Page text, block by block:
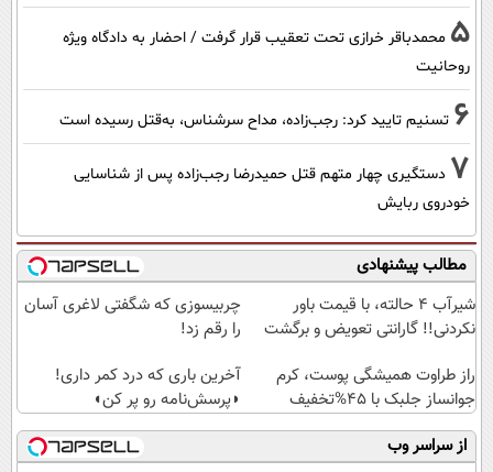
5 محمدباقر خرازی تحت تعقیب قرار گرفت / احضار به دادگاه ویژه
روحانیت
6 تسنیم تایید کرد: رجب‌زاده، مداح سرشناس، به‌قتل رسیده است
7 دستگیری چهار متهم قتل حمیدرضا رجب‌زاده پس از شناسایی
خودروی ربایش
مطالب پیشنهادی
شیر‌آب ۴ حالته، با قیمت باور
نکردنی!! گارانتی تعویض و برگشت
چربیسوزی که شگفتی لاغری آسان
را رقم زد!
راز طراوت همیشگی پوست، کرم
جوانساز جلبک با 45%تخفیف
آخرین باری که درد کمر داری!
◗پرسش‌نامه رو پر کن◖
از سراسر وب